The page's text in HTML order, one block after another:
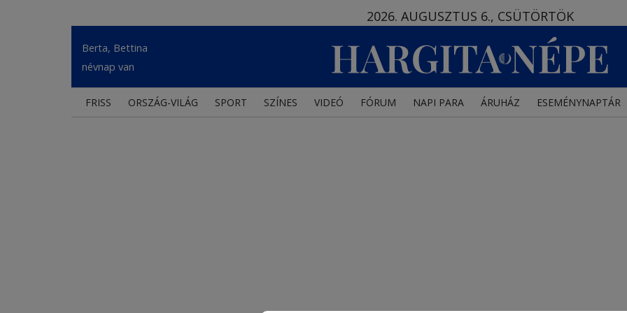
2026. AUGUSZTUS 6., CSÜTÖRTÖK
Berta, Bettina
névnap van
FRISS ORSZÁG-VILÁG SPORT SZÍNES VIDEÓ FÓRUM NAPI PARA ÁRUHÁZ ESEMÉNYNAPTÁR